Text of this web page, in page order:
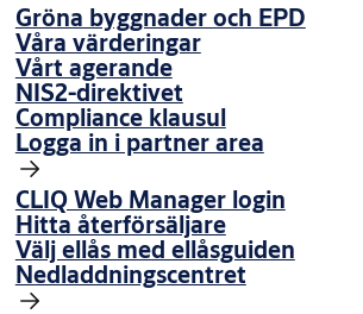
Gröna byggnader och EPD
Våra värderingar
Vårt agerande
NIS2-direktivet
Compliance klausul
Logga in i partner area
CLIQ Web Manager login
Hitta återförsäljare
Välj ellås med ellåsguiden
Nedladdningscentret